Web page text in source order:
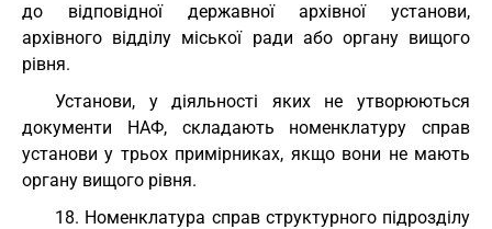
до відповідної державної архівної установи,
архівного відділу міської ради або органу вищого
рівня.
Установи, у діяльності яких не утворюються
документи НАФ, складають номенклатуру справ
установи у трьох примірниках, якщо вони не мають
органу вищого рівня.
18. Номенклатура справ структурного підрозділу